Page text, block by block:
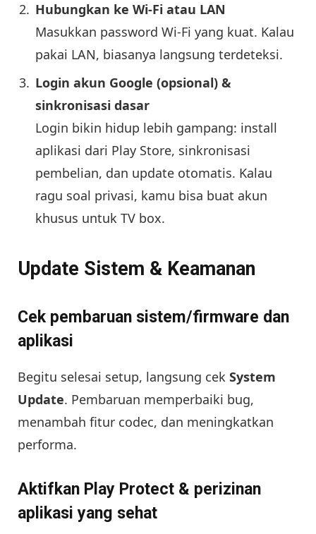
Hubungkan ke Wi-Fi atau LAN
Masukkan password Wi-Fi yang kuat. Kalau
pakai LAN, biasanya langsung terdeteksi.
Login akun Google (opsional) &
sinkronisasi dasar
Login bikin hidup lebih gampang: install
aplikasi dari Play Store, sinkronisasi
pembelian, dan update otomatis. Kalau
ragu soal privasi, kamu bisa buat akun
khusus untuk TV box.
Update Sistem & Keamanan
Cek pembaruan sistem/firmware dan
aplikasi
Begitu selesai setup, langsung cek System
Update. Pembaruan memperbaiki bug,
menambah fitur codec, dan meningkatkan
performa.
Aktifkan Play Protect & perizinan
aplikasi yang sehat